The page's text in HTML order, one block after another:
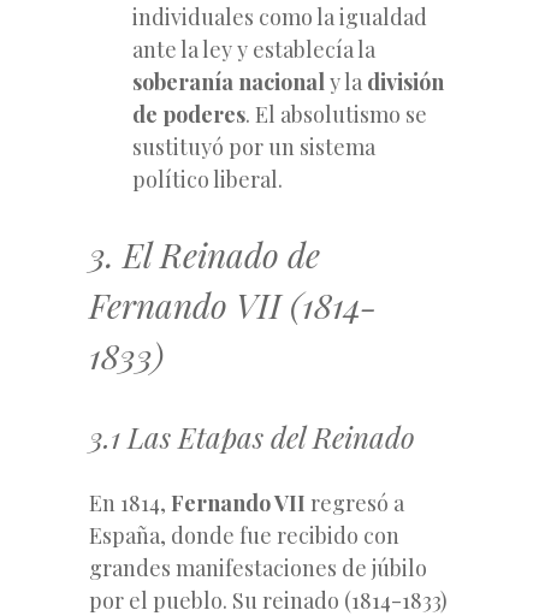
individuales como la igualdad
ante la ley y establecía la
soberanía nacionaly la división
de poderes. El absolutismo se
sustituyó por un sistema
político liberal.
3. El Reinado de
Fernando VII (1814-
1833)
3.1 Las Etapas del Reinado
En 1814, Fernando VII regresó a
España, donde fue recibido con
grandes manifestaciones de júbilo
por el pueblo. Su reinado (1814-1833)